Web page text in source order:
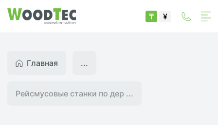
₸ ¥
Главная
Рейсмусовые станки по дер ...
...